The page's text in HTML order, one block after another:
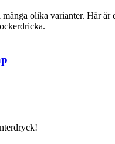
olika varianter. Här är